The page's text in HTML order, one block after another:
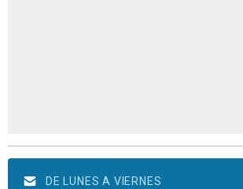
DE LUNES A VIERNES